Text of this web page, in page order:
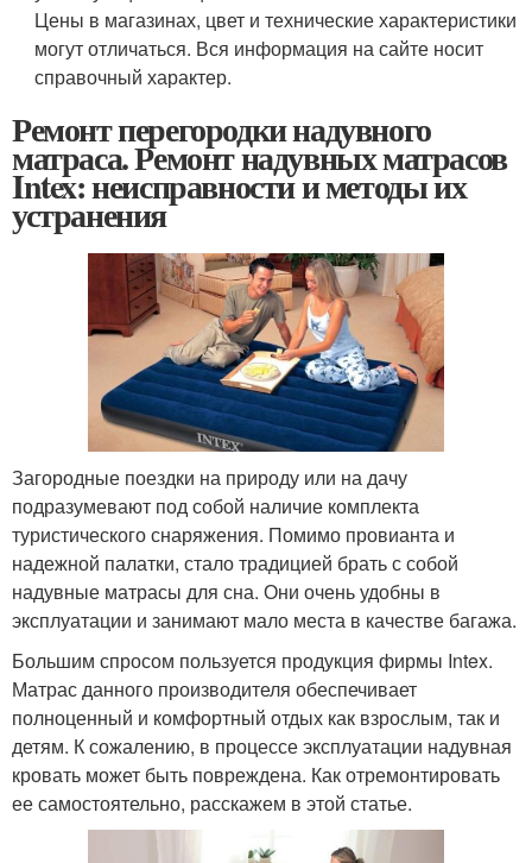
Цены в магазинах, цвет и технические характеристики
могут отличаться. Вся информация на сайте носит
справочный характер.
Ремонт перегородки надувного
матраса. Ремонт надувных матрасов
Intex: неисправности и методы их
устранения
Загородные поездки на природу или на дачу
подразумевают под собой наличие комплекта
туристического снаряжения. Помимо провианта и
надежной палатки, стало традицией брать с собой
надувные матрасы для сна. Они очень удобны в
эксплуатации и занимают мало места в качестве багажа.
Большим спросом пользуется продукция фирмы Intex.
Матрас данного производителя обеспечивает
полноценный и комфортный отдых как взрослым, так и
детям. К сожалению, в процессе эксплуатации надувная
кровать может быть повреждена. Как отремонтировать
ее самостоятельно, расскажем в этой статье.